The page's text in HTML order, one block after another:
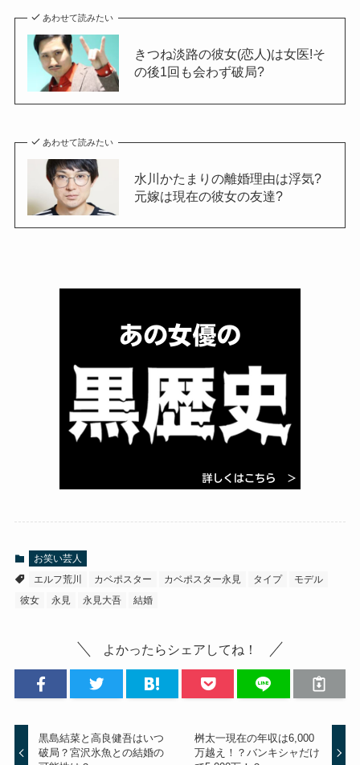
あわせて読みたい
きつね淡路の彼女(恋人)は女医!そ
の後1回も会わず破局?
あわせて読みたい
水川かたまりの離婚理由は浮気?
元嫁は現在の彼女の友達?
お笑い芸人
エルフ荒川
カベポスター カベポスター永見 タイプ
モデル
彼女
永見 永見大吾 結婚
よかったらシェアしてね！
黒島結菜と高良健吾はいつ
破局？宮沢氷魚との結婚の
桝太一現在の年収は6,000
万越え！？バンキシャだけ